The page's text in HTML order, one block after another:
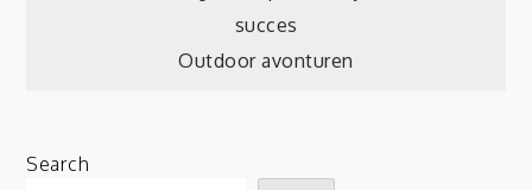
navigation
succes
Outdoor avonturen
Search